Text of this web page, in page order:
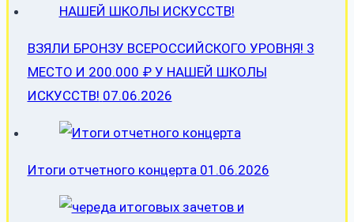
ВЗЯЛИ БРОНЗУ ВСЕРОССИЙСКОГО УРОВНЯ! 3
МЕСТО И 200.000 ₽ У НАШЕЙ ШКОЛЫ
ИСКУССТВ! 07.06.2026
Итоги отчетного концерта 01.06.2026